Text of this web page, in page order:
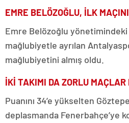
EMRE BELÖZOĞLU, İLK
Emre Belözoğlu yönetimindeki
mağlubiyetle ayrılan
mağlubiyetini almış oldu.
İKİ TAKIMI DA ZORLU MAÇLAR
Puanını 34’e yükselten
deplasmanda Fenerbahçe’ye